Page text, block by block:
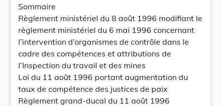
Sommaire
Règlement ministériel du 8 août 1996 modifiant le
règlement ministériel du 6 mai 1996 concernant
l’intervention d’organismes de contrôle dans le
cadre des compétences et attributions de
l’Inspection du travail et des mines
Loi du 11 août 1996 portant augmentation du
taux de compétence des justices de paix
Règlement grand-ducal du 11 août 1996